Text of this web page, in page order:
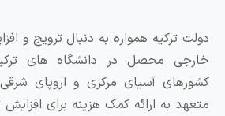
همواره به دنبال ترویج و افزایش
محصل در دانشگاه های ترکیه به
آسیای مرکزی و اروپای شرقی
به ارائه کمک هزینه برای افزایش تعداد